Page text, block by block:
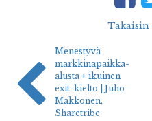
Takaisin
Menestyvä
markkinapaikka-
alusta + ikuinen
exit-kielto | Juho
Makkonen,
Sharetribe